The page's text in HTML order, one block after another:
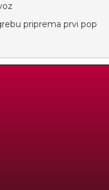
priprema prvi pop